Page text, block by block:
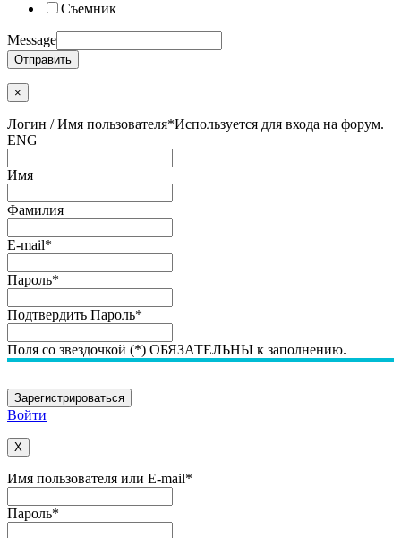
Съемник
Message
Отправить
×
Логин / Имя пользователя*Используется для входа на форум.
ENG
Имя
Фамилия
E-mail*
Пароль*
Подтвердить Пароль*
Поля со звездочкой (*) ОБЯЗАТЕЛЬНЫ к заполнению.
Войти
X
Имя пользователя или E-mail*
Пароль*